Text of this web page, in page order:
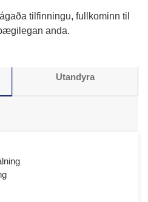
tilfinningu, fullkominn til
anda.
Utandyra